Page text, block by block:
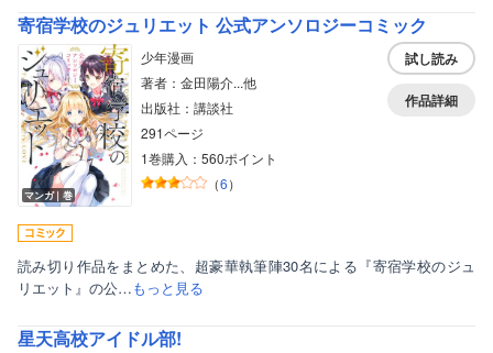
寄宿学校のジュリエット 公式アンソロジーコミック
マンガ｜巻
少年漫画
著者：金田陽介...他
出版社：講談社
291ページ
1巻購入：560ポイント
（6）
試し読み
作品詳細
読み切り作品をまとめた、超豪華執筆陣30名による『寄宿学校のジュ
リエット』の公…もっと見る
星天高校アイドル部!
ボーイズラブ
ティーンズラブ
美女・美少女
女性写真集